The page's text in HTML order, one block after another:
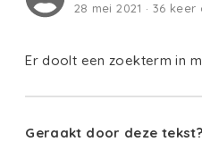
28 mei 2021 · 36
Er doolt een zoekterm in
Geraakt door deze